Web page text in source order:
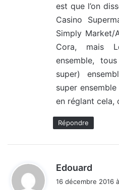
est que l’on
Casino
Simply Market/
Cora, mais
ensemble,
super)
super
en réglant cela,
Répondre
Edouard
16 décembre 2016